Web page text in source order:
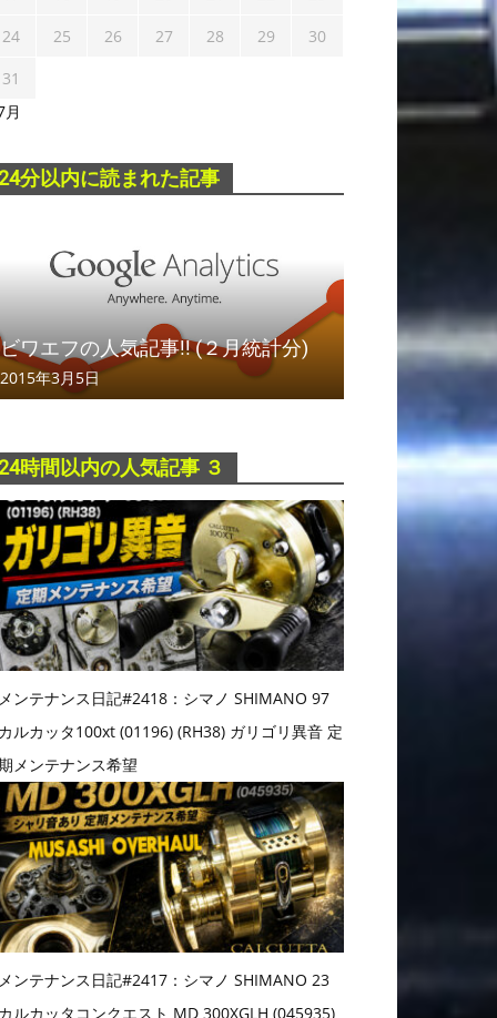
24
25 26 27 28 29
30
31
月
分以内に読まれた記事
ビワエフの人気記事!! (２月統計分)
2015年3月5日
時間以内の人気記事 ３
ンテナンス日記#2418：シマノ SHIMANO 97
ルカッタ100xt (01196) (RH38) ガリゴリ異音 定
メンテナンス希望
ンテナンス日記#2417：シマノ SHIMANO 23
ルカッタコンクエスト MD 300XGLH (045935)